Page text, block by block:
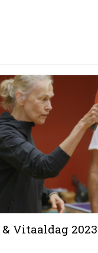
Vitaaldag